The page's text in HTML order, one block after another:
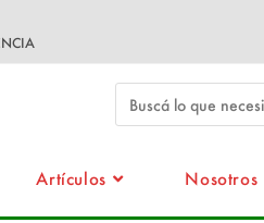
Artículos Nosotros